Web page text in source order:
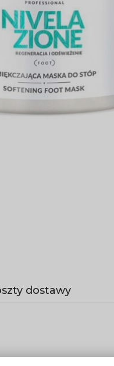
dostawy